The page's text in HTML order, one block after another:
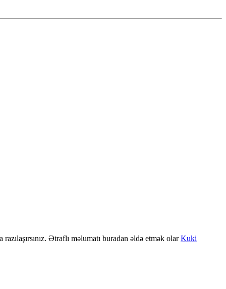
Ətraflı məlumatı buradan əldə etmək olarKuki